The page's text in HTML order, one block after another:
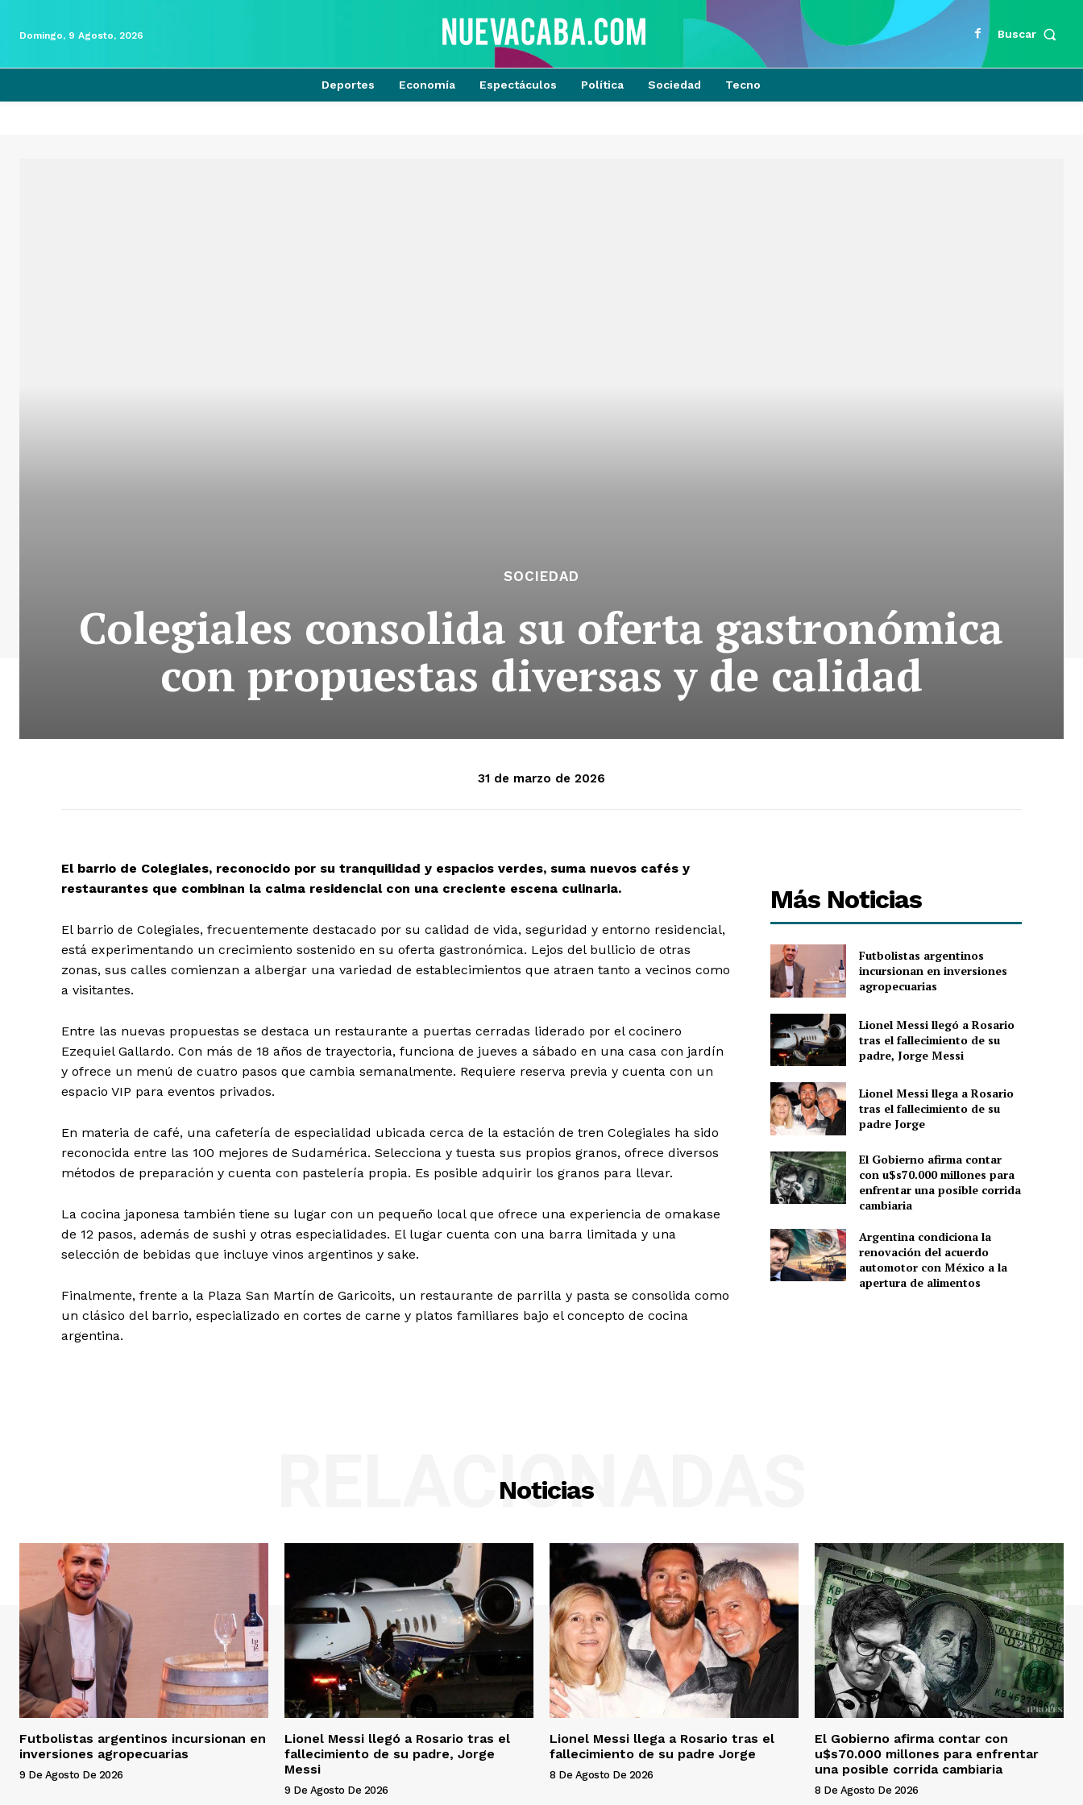
Domingo, 9 Agosto, 2026 Buscar
Deportes Economía Espectáculos Política Sociedad Tecno
SOCIEDAD
Colegiales consolida su oferta gastronómica
con propuestas diversas y de calidad
31 de marzo de 2026
El barrio de Colegiales, reconocido por su tranquilidad y espacios verdes, suma nuevos cafés y
restaurantes que combinan la calma residencial con una creciente escena culinaria.
El barrio de Colegiales, frecuentemente destacado por su calidad de vida, seguridad y entorno residencial,
está experimentando un crecimiento sostenido en su oferta gastronómica. Lejos del bullicio de otras
zonas, sus calles comienzan a albergar una variedad de establecimientos que atraen tanto a vecinos como
a visitantes.
Entre las nuevas propuestas se destaca un restaurante a puertas cerradas liderado por el cocinero
Ezequiel Gallardo. Con más de 18 años de trayectoria, funciona de jueves a sábado en una casa con jardín
y ofrece un menú de cuatro pasos que cambia semanalmente. Requiere reserva previa y cuenta con un
espacio VIP para eventos privados.
En materia de café, una cafetería de especialidad ubicada cerca de la estación de tren Colegiales ha sido
reconocida entre las 100 mejores de Sudamérica. Selecciona y tuesta sus propios granos, ofrece diversos
métodos de preparación y cuenta con pastelería propia. Es posible adquirir los granos para llevar.
La cocina japonesa también tiene su lugar con un pequeño local que ofrece una experiencia de omakase
de 12 pasos, además de sushi y otras especialidades. El lugar cuenta con una barra limitada y una
selección de bebidas que incluye vinos argentinos y sake.
Finalmente, frente a la Plaza San Martín de Garicoits, un restaurante de parrilla y pasta se consolida como
un clásico del barrio, especializado en cortes de carne y platos familiares bajo el concepto de cocina
argentina.
Más Noticias
Futbolistas argentinos
incursionan en inversiones
agropecuarias
Lionel Messi llegó a Rosario
tras el fallecimiento de su
padre, Jorge Messi
Lionel Messi llega a Rosario
tras el fallecimiento de su
padre Jorge
El Gobierno afirma contar
con u$s70.000 millones para
enfrentar una posible corrida
cambiaria
Argentina condiciona la
renovación del acuerdo
automotor con México a la
apertura de alimentos
Noticias
RELACIONADAS
Futbolistas argentinos incursionan en
inversiones agropecuarias
9 De Agosto De 2026
Lionel Messi llegó a Rosario tras el
fallecimiento de su padre, Jorge
Messi
9 De Agosto De 2026
Lionel Messi llega a Rosario tras el
fallecimiento de su padre Jorge
8 De Agosto De 2026
El Gobierno afirma contar con
u$s70.000 millones para enfrentar
una posible corrida cambiaria
8 De Agosto De 2026